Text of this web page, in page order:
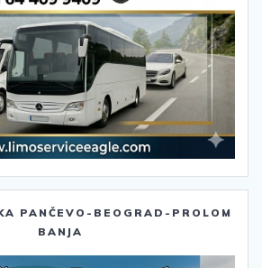
PANČEVO-BEOGRAD-PROLOM
BANJA